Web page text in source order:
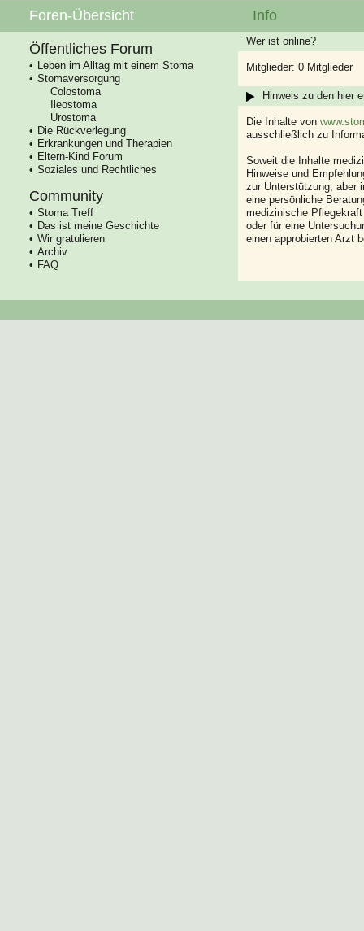
Foren-Übersicht
Öffentliches Forum
Leben im Alltag mit einem Stoma
Stomaversorgung
Colostoma
Ileostoma
Urostoma
Die Rückverlegung
Erkrankungen und Therapien
Eltern-Kind Forum
Soziales und Rechtliches
Community
Stoma Treff
Das ist meine Geschichte
Wir gratulieren
Archiv
FAQ
Info
Wer ist online?
Mitglieder: 0 Mitglieder
Hinweis zu den hier
Die Inhalte von
ausschließlich zu
Soweit die Inhalte
Hinweise und
zur Unterstützung, aber
eine persönliche
medizinische
oder für eine
einen approbierten Arzt